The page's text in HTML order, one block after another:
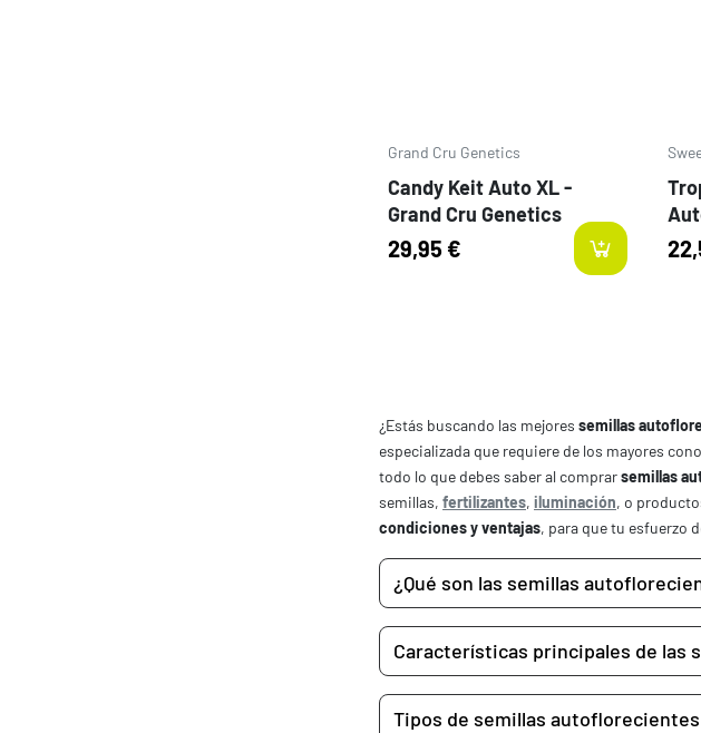
Grand Cru Genetics
Candy Keit Auto XL -
Grand Cru Genetics
29,95 €
¿Estás buscando las mejores semillas
especializada que requiere de los mayores
todo lo que debes saber al comprarsemillas
semillas, fertilizantes, iluminación, o
condiciones y ventajas, para que tu esfuerzo
¿Qué son las semillas
Características principales de las
Tipos de semillas